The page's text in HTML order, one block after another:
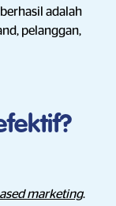
adalah
pelanggan,
marketing.